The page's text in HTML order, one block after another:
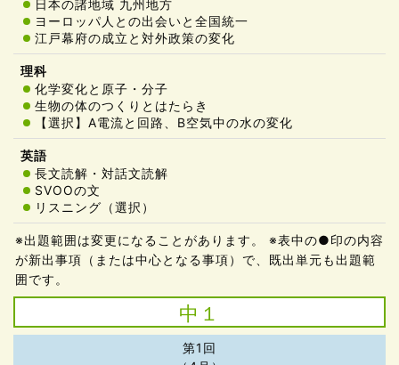
※出題範囲は変更になることがあります。 ※表中の●印の内容
が新出事項（または中心となる事項）で、既出単元も出題範
囲です。
日本の諸地域 九州地方
ヨーロッパ人との出会いと全国統一
江戸幕府の成立と対外政策の変化
化学変化と原子・分子
生物の体のつくりとはたらき
【選択】A電流と回路、B空気中の水の変化
長文読解・対話文読解
SVOOの文
リスニング（選択）
中１
第1回